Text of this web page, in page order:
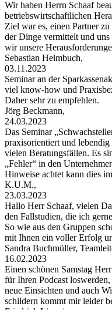
Wir haben Herrn Schaaf
betriebswirtschaftlichen
Ziel war es, einen Partner
der Dinge vermittelt und
wir unsere
Sebastian Heimbuch,
03.11.2023
Seminar an der
viel know-how und
Daher sehr zu empfehlen.
Jörg Beckmann,
24.03.2023
Das Seminar
praxisorientiert und
vielen Beratungsfällen. Es
„Fehler“ in den
Hinweise achtet kann dies
K.U.M.,
23.03.2023
Hallo Herr Schaaf, vielen
den Fallstudien, die ich
So wie aus den Gruppen
mit Ihnen ein voller Erfolg
Sandra Buchmüller,
16.02.2023
Einen schönen Samstag
für Ihren Podcast
neue Einsichten und auch
schildern kommt mir leider